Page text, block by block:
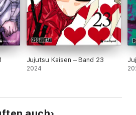
Jujutsu Kaisen – Band 23
2024